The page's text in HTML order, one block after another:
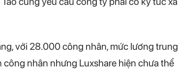
với 28.000 công nhân, mức lương trung
nhân nhưng Luxshare hiện chưa thể